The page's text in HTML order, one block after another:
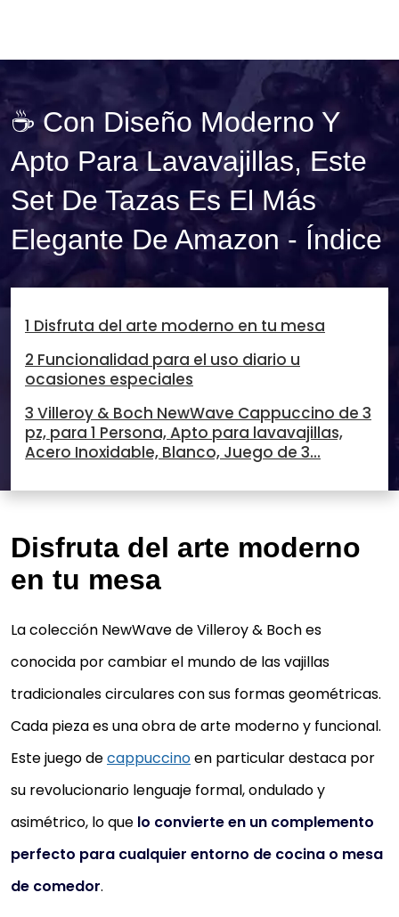
☕ Con Diseño Moderno Y
Apto Para Lavavajillas, Este
Set De Tazas Es El Más
Elegante De Amazon - Índice
1 Disfruta del arte moderno en tu mesa
2 Funcionalidad para el uso diario u
ocasiones especiales
3 Villeroy & Boch NewWave Cappuccino de 3
pz, para 1 Persona, Apto para lavavajillas,
Acero Inoxidable, Blanco, Juego de 3...
Disfruta del arte moderno
en tu mesa
La colección NewWave de Villeroy & Boch es
conocida por cambiar el mundo de las vajillas
tradicionales circulares con sus formas geométricas.
Cada pieza es una obra de arte moderno y funcional.
Este juego decappuccinoen particular destaca por
su revolucionario lenguaje formal, ondulado y
asimétrico, lo que lo convierte en un complemento
perfecto para cualquier entorno de cocina o mesa
de comedor.